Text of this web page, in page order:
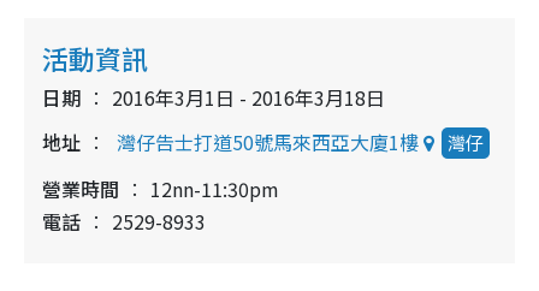
活動資訊
日期
2016年3月1日 - 2016年3月18日
地址
灣仔告士打道50號馬來西亞大廈1樓 灣仔
營業時間
12nn-11:30pm
電話
2529-8933